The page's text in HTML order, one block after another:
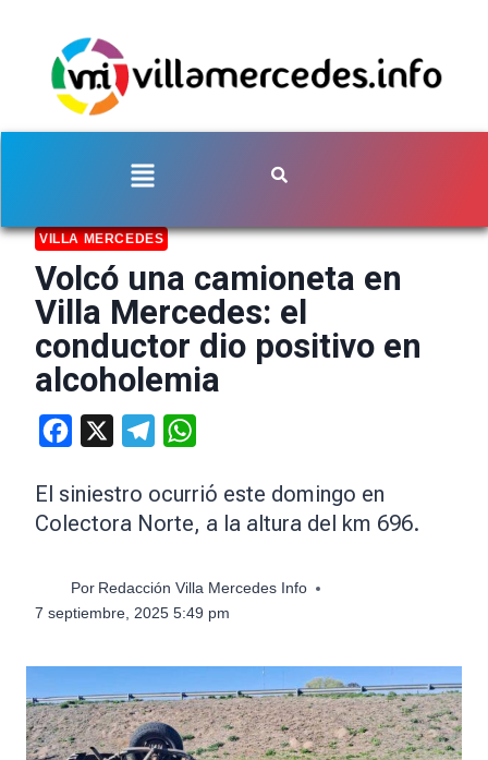
VILLA MERCEDES
Volcó una camioneta en
Villa Mercedes: el
conductor dio positivo en
alcoholemia
Facebook Telegram
El siniestro ocurrió este domingo en
Colectora Norte, a la altura del km 696.
Por Redacción Villa Mercedes Info
7 septiembre, 2025 5:49 pm